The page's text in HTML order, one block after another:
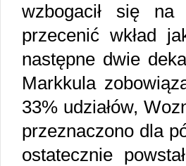
wzbogacił się
przecenić wkład
następne dwie
Markkula
33% udziałów,
przeznaczono dla
ostatecznie